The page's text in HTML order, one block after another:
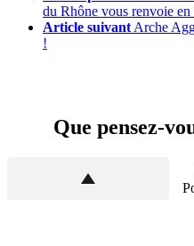
du Rhône vous renvoie en
Article suivant Arche
!
Que pensez-